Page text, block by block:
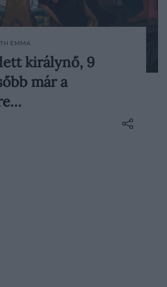
Lady Jane Greyt gyakran
királynőként”
történelemben.
korántsem ez a
részlet. A kamaszlány
EMMA
királynő, 9
már a